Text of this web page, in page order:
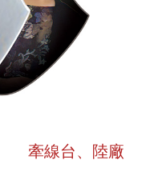
牽線台、陸廠